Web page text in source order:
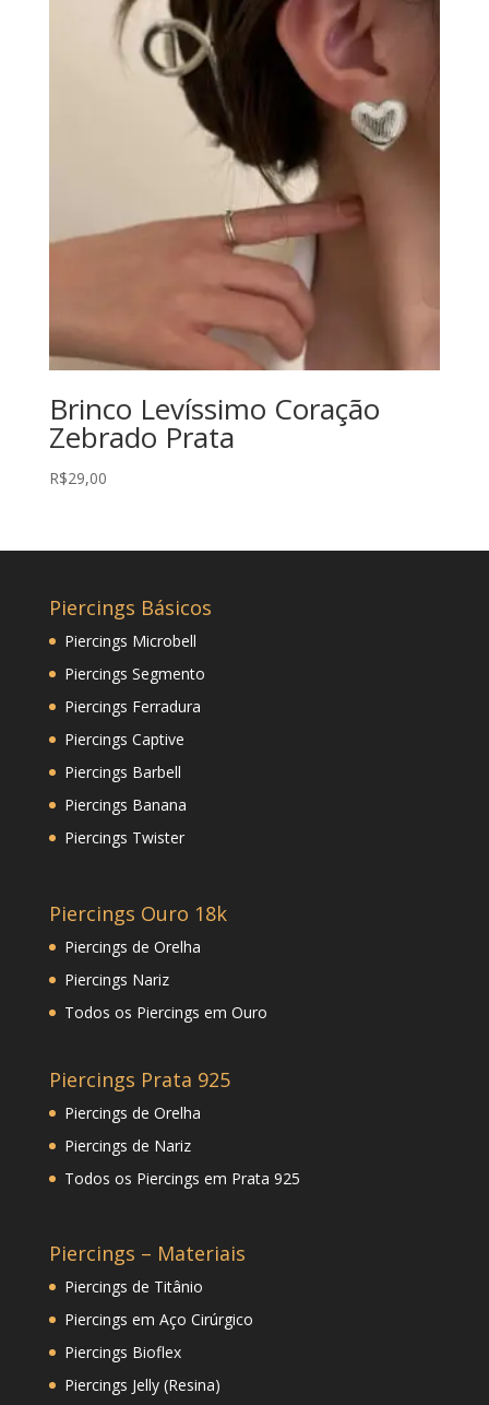
Brinco Levíssimo Coração
Zebrado Prata
R$29,00
Piercings Básicos
Piercings Microbell
Piercings Segmento
Piercings Ferradura
Piercings Captive
Piercings Barbell
Piercings Banana
Piercings Twister
Piercings Ouro 18k
Piercings de Orelha
Piercings Nariz
Todos os Piercings em Ouro
Piercings Prata 925
Piercings de Orelha
Piercings de Nariz
Todos os Piercings em Prata 925
Piercings – Materiais
Piercings de Titânio
Piercings em Aço Cirúrgico
Piercings Bioflex
Piercings Jelly (Resina)